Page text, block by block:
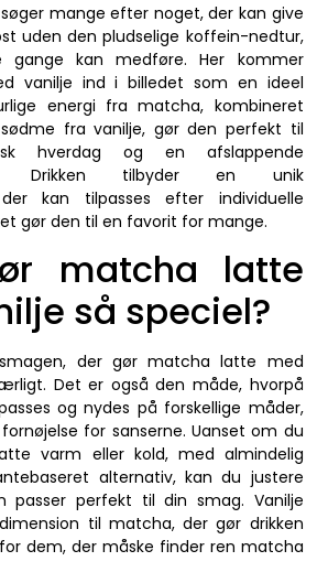
mange efter noget, der kan give
uden den pludselige koffein-nedtur,
gange kan medføre. Her kommer
vanilje ind i billedet som en ideel
energi fra matcha, kombineret
fra vanilje, gør den perfekt til
hverdag og en afslappende
Drikken tilbyder en unik
der kan tilpasses efter individuelle
gør den til en favorit for mange.
matcha latte
så speciel?
der gør matcha latte med
Det er også den måde, hvorpå
og nydes på forskellige måder,
for sanserne. Uanset om du
varm eller kold, med almindelig
alternativ, kan du justere
passer perfekt til din smag. Vanilje
til matcha, der gør drikken
dem, der måske finder ren matcha